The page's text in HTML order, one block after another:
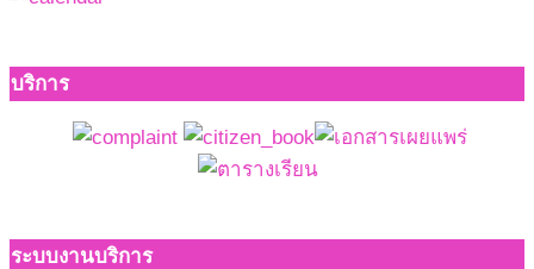
บริการ
ระบบงานบริการ